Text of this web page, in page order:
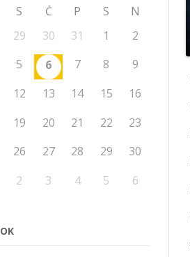
S Č P S
N
29 30 31 1
2
5 6 7 8
9
12 13 14 15
16
19 20 21 22
23
26 27 28 29
30
2 3 4 5 6